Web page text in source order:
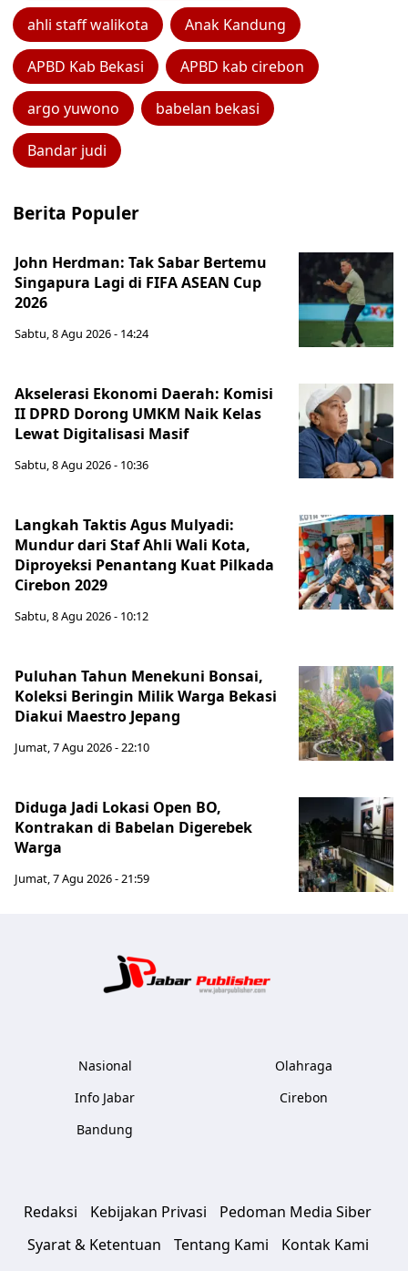
ahli staff walikota Anak Kandung
APBD Kab Bekasi APBD kab cirebon
argo yuwono babelan bekasi
Bandar judi
Berita Populer
John Herdman: Tak Sabar Bertemu
Singapura Lagi di FIFA ASEAN Cup
2026
Sabtu, 8 Agu 2026 - 14:24
Akselerasi Ekonomi Daerah: Komisi
II DPRD Dorong UMKM Naik Kelas
Lewat Digitalisasi Masif
Sabtu, 8 Agu 2026 - 10:36
Langkah Taktis Agus Mulyadi:
Mundur dari Staf Ahli Wali Kota,
Diproyeksi Penantang Kuat Pilkada
Cirebon 2029
Sabtu, 8 Agu 2026 - 10:12
Puluhan Tahun Menekuni Bonsai,
Koleksi Beringin Milik Warga Bekasi
Diakui Maestro Jepang
Jumat, 7 Agu 2026 - 22:10
Diduga Jadi Lokasi Open BO,
Kontrakan di Babelan Digerebek
Warga
Jumat, 7 Agu 2026 - 21:59
Nasional
Info Jabar
Bandung
Olahraga
Cirebon
Redaksi Kebijakan Privasi
Pedoman Media Siber
Syarat & Ketentuan
Tentang Kami
Kontak Kami